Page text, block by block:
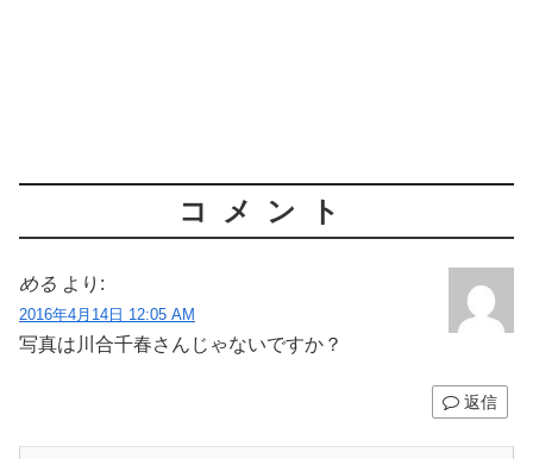
コメント
める より:
2016年4月14日 12:05 AM
写真は川合千春さんじゃないですか？
返信